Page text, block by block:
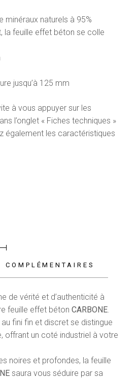
minéraux naturels à 95%
la feuille effet béton se colle
jusqu’à 125 mm
à vous appuyer sur les
l’onglet « Fiches techniques »
également les caractéristiques
COMPLÉMENTAIRES
de vérité et d’authenticité à
feuille effet bétonCARBONE.
fini fin et discret se distingue
offrant un coté industriel à votre
noires et profondes, la feuille
saura vous séduire par sa